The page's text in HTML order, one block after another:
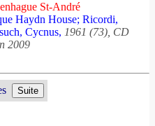
St-André
Haydn House; Ricordi,
Cycnus, 1961 (73), CD
2009